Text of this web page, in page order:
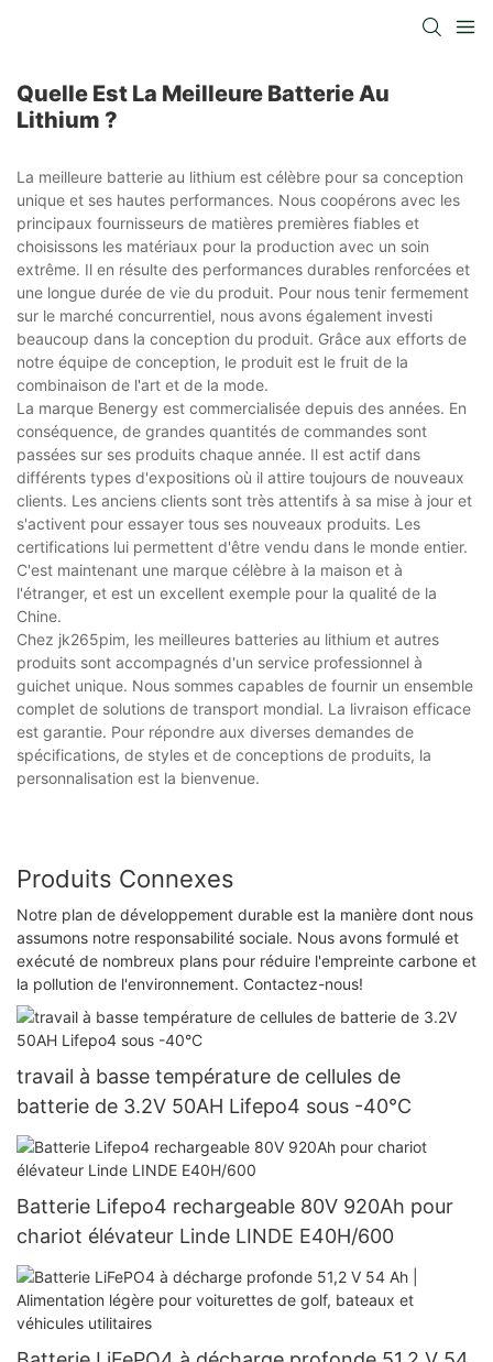
Quelle Est La Meilleure Batterie Au
Lithium ?
La meilleure batterie au lithium est célèbre pour sa conception
unique et ses hautes performances. Nous coopérons avec les
principaux fournisseurs de matières premières fiables et
choisissons les matériaux pour la production avec un soin
extrême. Il en résulte des performances durables renforcées et
une longue durée de vie du produit. Pour nous tenir fermement
sur le marché concurrentiel, nous avons également investi
beaucoup dans la conception du produit. Grâce aux efforts de
notre équipe de conception, le produit est le fruit de la
combinaison de l'art et de la mode.
La marque Benergy est commercialisée depuis des années. En
conséquence, de grandes quantités de commandes sont
passées sur ses produits chaque année. Il est actif dans
différents types d'expositions où il attire toujours de nouveaux
clients. Les anciens clients sont très attentifs à sa mise à jour et
s'activent pour essayer tous ses nouveaux produits. Les
certifications lui permettent d'être vendu dans le monde entier.
C'est maintenant une marque célèbre à la maison et à
l'étranger, et est un excellent exemple pour la qualité de la
Chine.
Chez jk265pim, les meilleures batteries au lithium et autres
produits sont accompagnés d'un service professionnel à
guichet unique. Nous sommes capables de fournir un ensemble
complet de solutions de transport mondial. La livraison efficace
est garantie. Pour répondre aux diverses demandes de
spécifications, de styles et de conceptions de produits, la
personnalisation est la bienvenue.
Produits Connexes
Notre plan de développement durable est la manière dont nous
assumons notre responsabilité sociale. Nous avons formulé et
exécuté de nombreux plans pour réduire l'empreinte carbone et
la pollution de l'environnement. Contactez-nous!
travail à basse température de cellules de
batterie de 3.2V 50AH Lifepo4 sous -40°C
Batterie Lifepo4 rechargeable 80V 920Ah pour
chariot élévateur Linde LINDE E40H/600